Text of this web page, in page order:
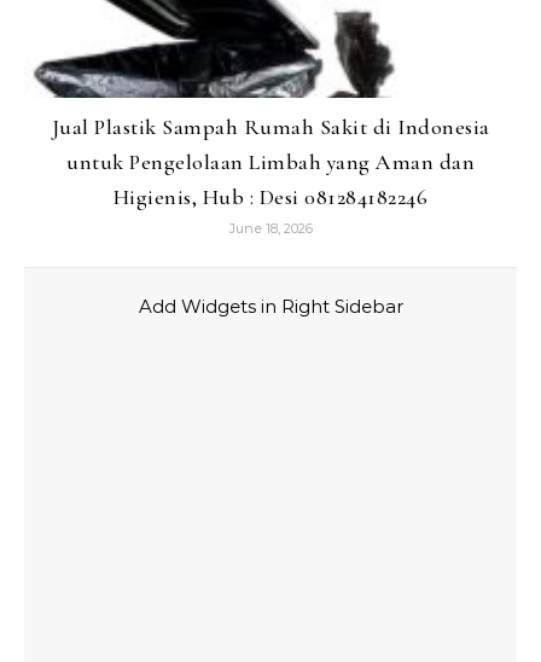
Jual Plastik Sampah Rumah Sakit di Indonesia
untuk Pengelolaan Limbah yang Aman dan
Higienis, Hub : Desi 081284182246
June 18, 2026
Add Widgets in Right Sidebar